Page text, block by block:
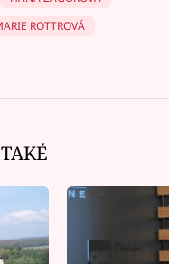
ROTTROVÁ